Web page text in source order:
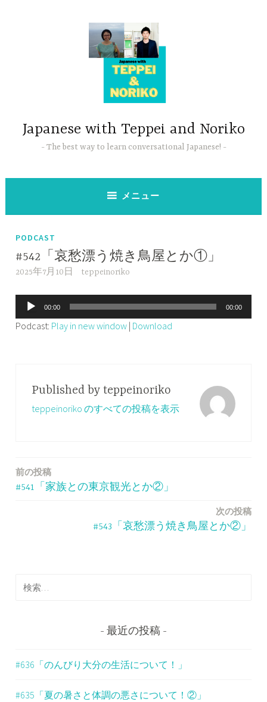
Japanese with Teppei and Noriko
The best way to learn conversational Japanese!
メニュー
PODCAST
#542「哀愁漂う焼き鳥屋とか①」
2025年7月10日 teppeinoriko
声
プ
00:00 00:00
Podcast: Play in new window | Download
Published by teppeinoriko
teppeinoriko のすべての投稿を表示
投
ー
前の投稿
#541「家族との東京観光とか②」
次の投稿
#543「哀愁漂う焼き鳥屋とか②」
検
最近の投稿
#636「のんびり大分の生活について！」
#635「夏の暑さと体調の悪さについて！②」